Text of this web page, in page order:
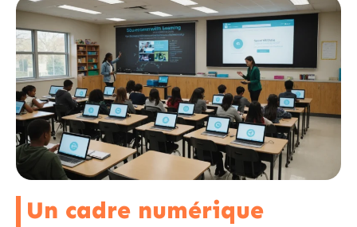
Un cadre numérique